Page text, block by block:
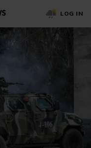
LOG IN